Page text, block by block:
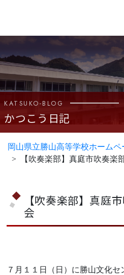
岡山県立勝山高等学校ホームペ
【吹奏楽部】真庭市吹奏楽
KATSUKO-BLOG
かつこう日記
【吹奏楽部】真庭
会
７月１１日（日）に勝山文化